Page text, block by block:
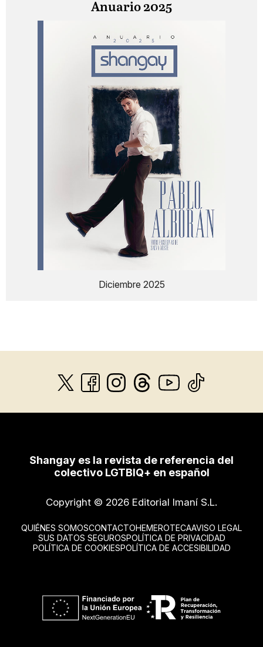
Anuario 2025
Diciembre 2025
Shangay es la revista de referencia del
colectivo LGTBIQ+ en español
Copyright © 2026 Editorial Imaní S.L.
QUIÉNES SOMOSCONTACTOHEMEROTECAAVISO LEGAL
SUS DATOS SEGUROSPOLÍTICA DE PRIVACIDAD
POLÍTICA DE COOKIESPOLÍTICA DE ACCESIBILIDAD